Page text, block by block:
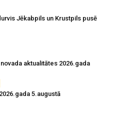
Jēkabpils un Krustpils pusē
aktualitātes 2026.gada
5.augustā